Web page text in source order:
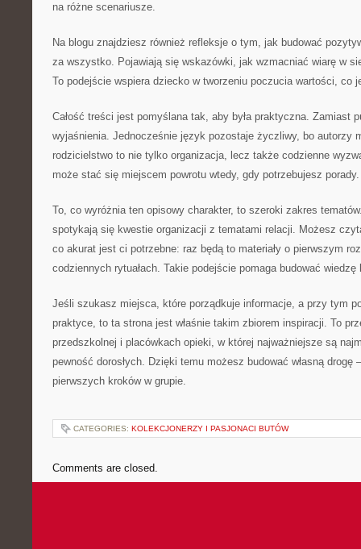
na różne scenariusze.
Na blogu znajdziesz również refleksje o tym, jak budować
za wszystko. Pojawiają się wskazówki, jak wzmacniać wiarę w
To podejście wspiera dziecko w tworzeniu poczucia wartości, co
Całość treści jest pomyślana tak, aby była praktyczna. Zamiast
wyjaśnienia. Jednocześnie język pozostaje życzliwy, bo autorzy
rodzicielstwo to nie tylko organizacja, lecz także codzienne
może stać się miejscem powrotu wtedy, gdy potrzebujesz porady.
To, co wyróżnia ten opisowy charakter, to szeroki zakres
spotykają się kwestie organizacji z tematami relacji. Możesz
co akurat jest ci potrzebne: raz będą to materiały o pierwszym
codziennych rytuałach. Takie podejście pomaga budować
Jeśli szukasz miejsca, które porządkuje informacje, a przy tym
praktyce, to ta strona jest właśnie takim zbiorem inspiracji. To
przedszkolnej i placówkach opieki, w której najważniejsze są
pewność dorosłych. Dzięki temu możesz budować własną drogę
pierwszych kroków w grupie.
CATEGORIES: KOLEKCJONERZY I PASJONACI BUTÓW
Comments are closed.